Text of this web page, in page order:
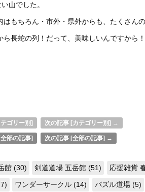
山でした。
もちろん・市外・県外からも、たくさん
長蛇の列！だって、美味しいんですから！
ゴリー別] 次の記事 [カテゴリー別] →
部の記事] 次の記事 [全部の記事] →
館 (30) 剣道道場 五岳館 (51) 応援雑貨
ワンダーサークル (14) パズル道場 (5)